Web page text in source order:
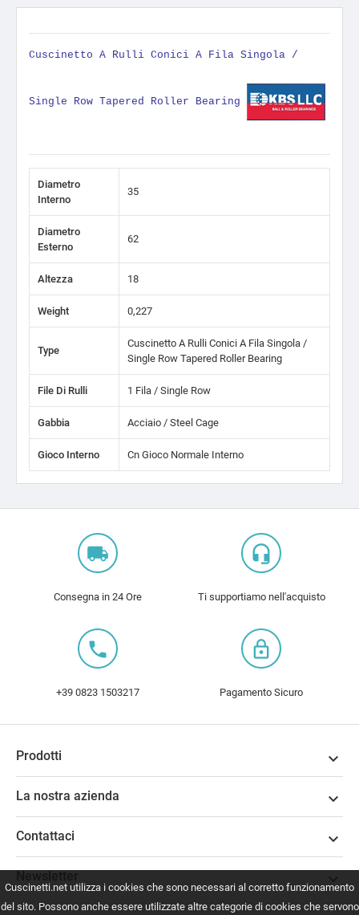
Cuscinetto A Rulli Conici A Fila Singola /
Single Row Tapered Roller Bearing
Diametro
Interno
35
Diametro
Esterno
62
Altezza 18
Weight 0,227
Type
Cuscinetto A Rulli Conici A Fila Singola /
Single Row Tapered Roller Bearing
File Di Rulli 1 Fila / Single Row
Gabbia Acciaio / Steel Cage
Gioco Interno Cn Gioco Normale Interno
local_shipping
Consegna in 24 Ore
headset_mic
Ti supportiamo nell'acquisto
local_phone
+39 0823 1503217
lock_outline
Pagamento Sicuro
Prodotti 
La nostra azienda 
Contattaci 
Cuscinetti.net utilizza i cookies che sono necessari al corretto funzionamento
del sito. Possono anche essere utilizzate altre categorie di cookies che servono